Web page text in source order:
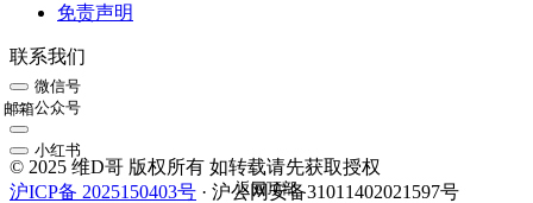
免责声明
联系我们
微信号
公众号
邮箱
小红书
© 2025 维D哥 版权所有 如转载请先获取授权
沪ICP备 2025150403号 · 沪公网安备31011402021597号
返回顶部